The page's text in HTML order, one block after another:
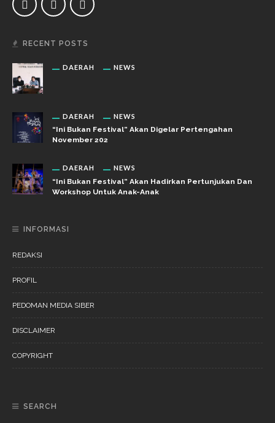
RECENT POSTS
DAERAH NEWS
DAERAH NEWS
“Ini Bukan Festival” Akan Digelar Pertengahan
November 202
DAERAH NEWS
“Ini Bukan Festival” Akan Hadirkan Pertunjukan Dan
Workshop Untuk Anak-Anak
INFORMASI
REDAKSI
PROFIL
PEDOMAN MEDIA SIBER
DISCLAIMER
COPYRIGHT
SEARCH